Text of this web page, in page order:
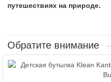
путешествиях на природе.
Обратите внимание